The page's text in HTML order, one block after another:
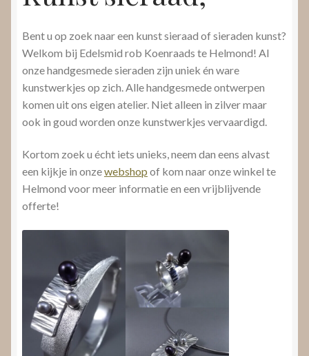
Bent u op zoek naar een kunst sieraad of sieraden kunst?
Welkom bij Edelsmid rob Koenraads te Helmond! Al
onze handgesmede sieraden zijn uniek én ware
kunstwerkjes op zich. Alle handgesmede ontwerpen
komen uit ons eigen atelier. Niet alleen in zilver maar
ook in goud worden onze kunstwerkjes vervaardigd.
Kortom zoek u écht iets unieks, neem dan eens alvast
een kijkje in onzewebshop of kom naar onze winkel te
Helmond voor meer informatie en een vrijblijvende
offerte!